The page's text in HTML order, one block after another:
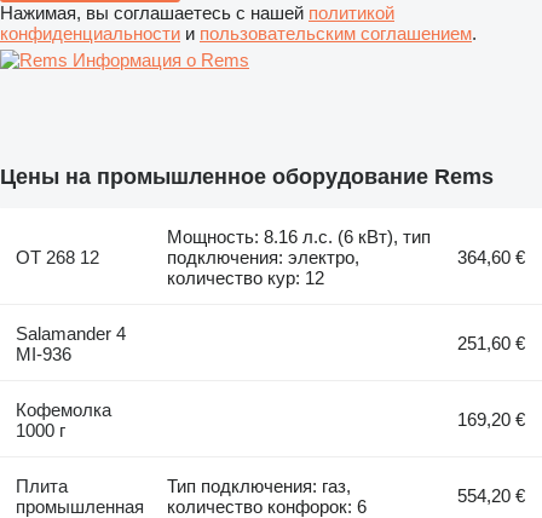
Нажимая, вы соглашаетесь с нашей политикой
конфиденциальности и пользовательским соглашением.
Информация о Rems
Цены на промышленное оборудование Rems
OT 268 12
Мощность: 8.16 л.с. (6 кВт), тип
подключения: электро,
количество кур: 12
364,60 €
Salamander 4
MI-936
251,60 €
Кофемолка
1000 г
169,20 €
Плита
промышленная
Тип подключения: газ,
количество конфорок: 6
554,20 €